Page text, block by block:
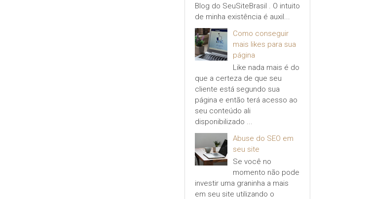
Blog do SeuSiteBrasil . O intuito
de minha existência é auxil...
Como conseguir
mais likes para sua
página
Like nada mais é do
que a certeza de que seu
cliente está segundo sua
página e então terá acesso ao
seu conteúdo ali
disponibilizado ...
Abuse do SEO em
seu site
Se você no
momento não pode
investir uma graninha a mais
em seu site utilizando o